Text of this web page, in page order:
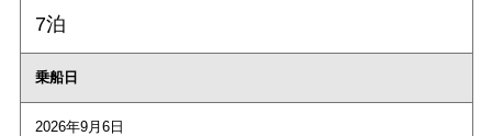
7泊
乗船日
2026年9月6日